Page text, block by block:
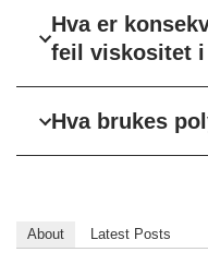
Hva er
feil viskositet
Hva brukes
About Latest Posts